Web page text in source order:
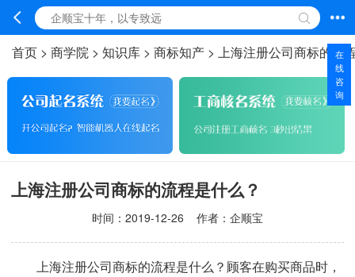
首页 > 商学院 > 知识库 > 商标知产 > 上海注册公司商标的流
上海注册公司商标的流程是什么？
时间： 2019-12-26 作者：企顺宝
上海注册公司商标的流程是什么？顾客在购买商品时，
在
线
咨
询